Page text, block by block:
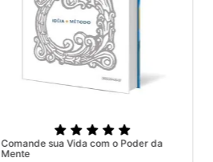
Comande sua Vida com o Poder da
Mente